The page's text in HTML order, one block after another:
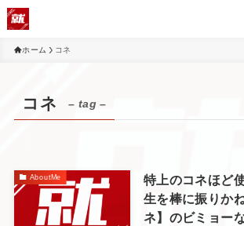
ホーム コネ
コネ – tag –
AboutMe
特上のコネほど
生を棒に振りか
ネ】のビミョー